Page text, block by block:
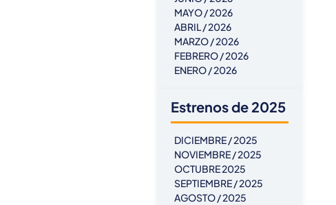
MAYO / 2026
ABRIL / 2026
MARZO / 2026
FEBRERO / 2026
ENERO / 2026
Estrenos de 2025
DICIEMBRE / 2025
NOVIEMBRE / 2025
OCTUBRE 2025
SEPTIEMBRE / 2025
AGOSTO / 2025